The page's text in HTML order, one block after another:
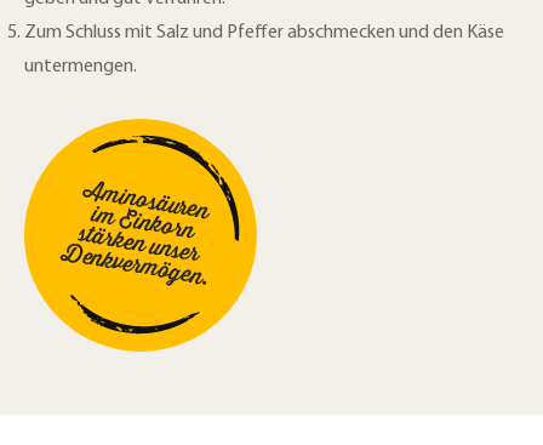
Zum Schluss mit Salz und Pfeffer abschmecken und den Käse
untermengen.
Aminosäuren
im Einkorn
stärken unser
Denkvermögen.